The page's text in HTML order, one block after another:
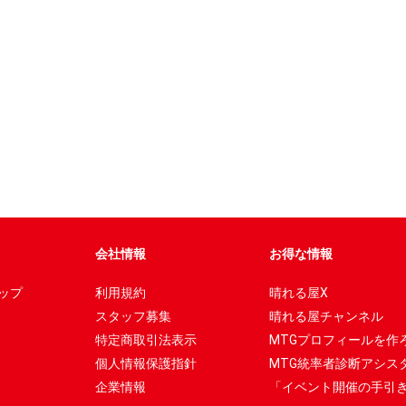
プ
会社情報
利用規約
スタッフ募集
特定商取引法表示
個人情報保護指針
企業情報
お得な情報
晴れる屋X
晴れる屋チャンネル
MTGプロフィールを作
MTG統率者診断アシス
「イベント開催の手引